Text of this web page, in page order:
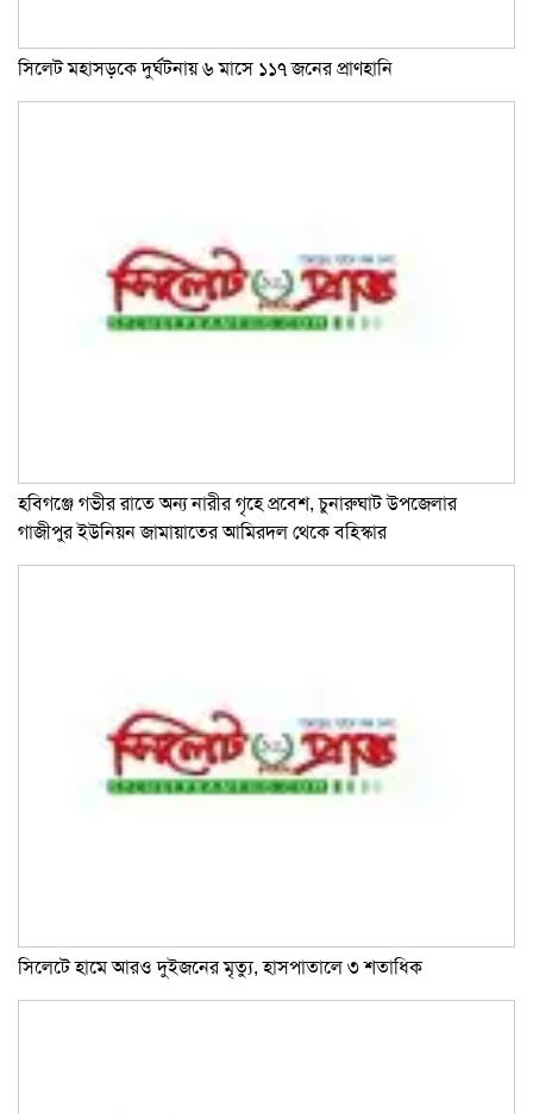
সিলেট মহাসড়কে দুর্ঘটনায় ৬ মাসে ১১৭ জনের প্রাণহানি
হবিগঞ্জে গভীর রাতে অন্য নারীর গৃহে প্রবেশ, চুনারুঘাট উপজেলার
গাজীপুর ইউনিয়ন জামায়াতের আমিরদল থেকে বহিস্কার
সিলেটে হামে আরও দুইজনের মৃত্যু, হাসপাতালে ৩ শতাধিক